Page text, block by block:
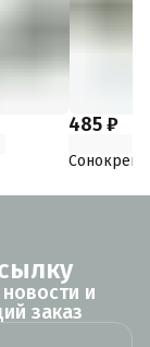
485 ₽
Сонокреп
и
заказ